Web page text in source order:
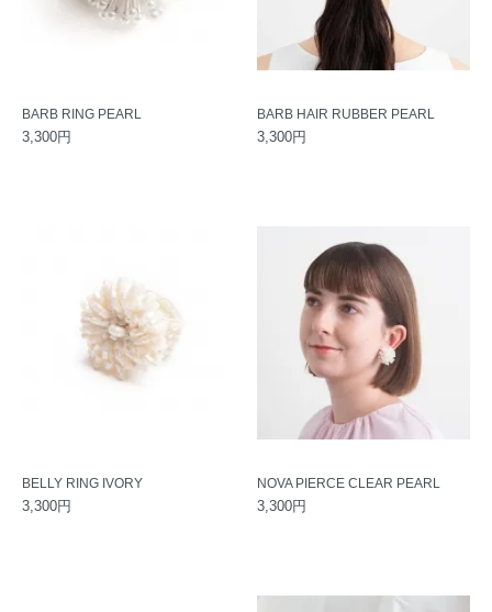
BARB RING PEARL
3,300円
BARB HAIR RUBBER PEARL
3,300円
BELLY RING IVORY
3,300円
NOVA PIERCE CLEAR PEARL
3,300円